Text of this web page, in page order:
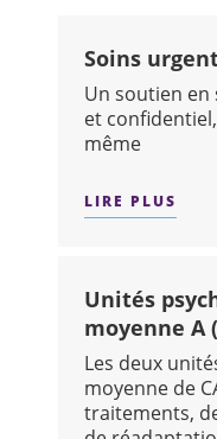
Soins
Un soutien
et
même
LIRE PLUS
Unités
moyenne A
Les deux
moyenne de
traitements,